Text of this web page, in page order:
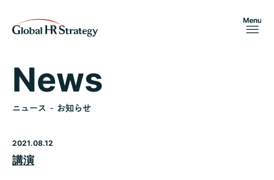
News
ニュース - お知らせ
2021.08.12
講演